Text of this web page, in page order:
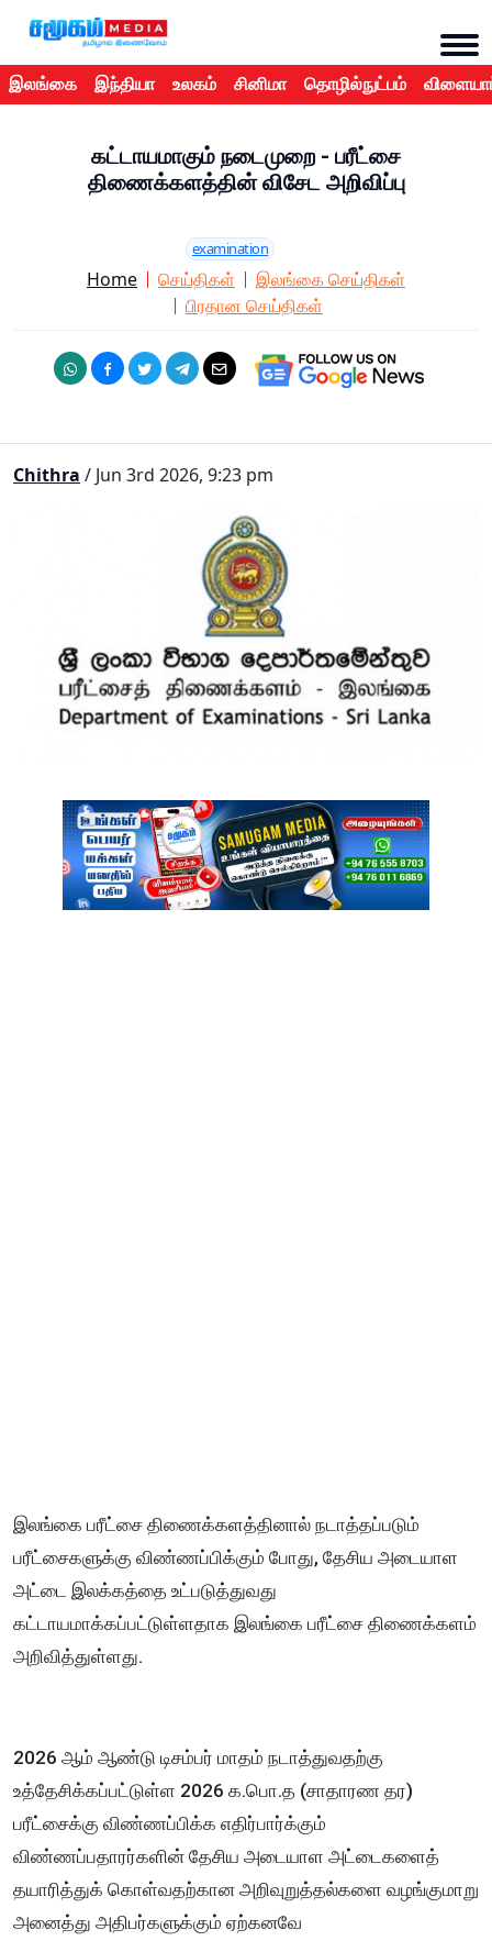
இலங்கை இந்தியா உலகம் சினிமா தொழில்நுட்பம்
கட்டாயமாகும் நடைமுறை - பரீட்சை
திணைக்களத்தின் விசேட அறிவிப்பு
examination
Home செய்திகள்
இலங்கை செய்திகள்
பிரதான செய்திகள்
Chithra / Jun 3rd 2026, 9:23 pm
இலங்கை பரீட்சை திணைக்களத்தினால் நடாத்தப்படும்
பரீட்சைகளுக்கு விண்ணப்பிக்கும் போது, தேசிய அடையாள
அட்டை இலக்கத்தை உட்படுத்துவது
கட்டாயமாக்கப்பட்டுள்ளதாக இலங்கை பரீட்சை திணைக்களம்
அறிவித்துள்ளது.
2026 ஆம் ஆண்டு டிசம்பர் மாதம் நடாத்துவதற்கு
உத்தேசிக்கப்பட்டுள்ள 2026 க.பொ.த (சாதாரண தர)
பரீட்சைக்கு விண்ணப்பிக்க எதிர்பார்க்கும்
விண்ணப்பதாரர்களின் தேசிய அடையாள அட்டைகளைத்
தயாரித்துக் கொள்வதற்கான அறிவுறுத்தல்களை வழங்குமாறு
அனைத்து அதிபர்களுக்கும் ஏற்கனவே